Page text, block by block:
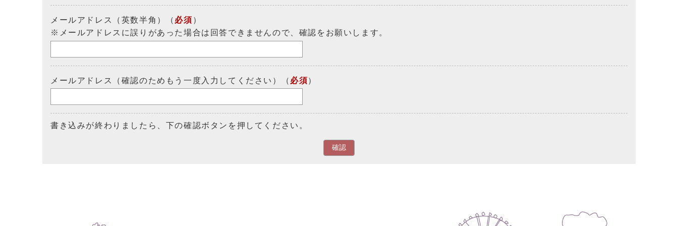
メールアドレス（英数半角）（ 必須 ）
※メールアドレスに誤りがあった場合は回答できませんので、確認をお願いします。
メールアドレス（確認のためもう一度入力してください）（ 必須）
書き込みが終わりましたら、下の確認ボタンを押してください。
確認